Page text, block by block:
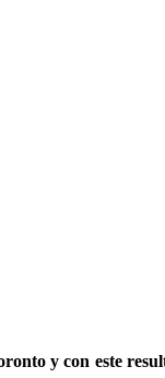
y con este